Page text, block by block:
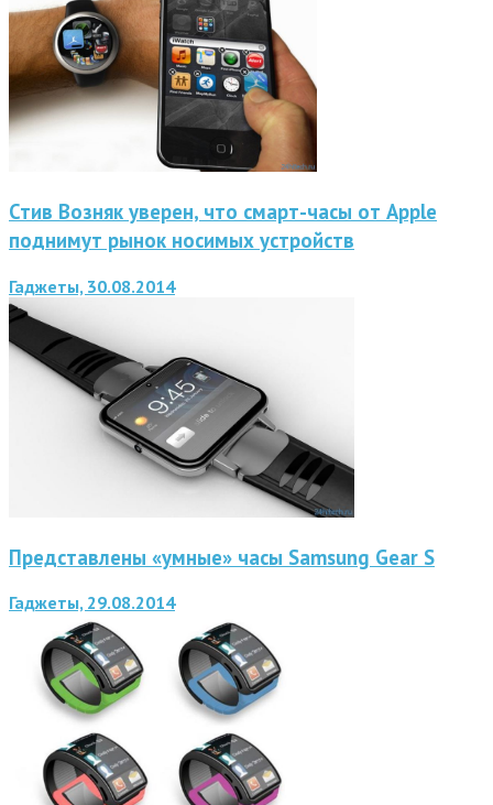
Стив Возняк уверен, что смарт-часы от Apple
поднимут рынок носимых устройств
Гаджеты, 30.08.2014
Представлены «умные» часы Samsung Gear S
Гаджеты, 29.08.2014